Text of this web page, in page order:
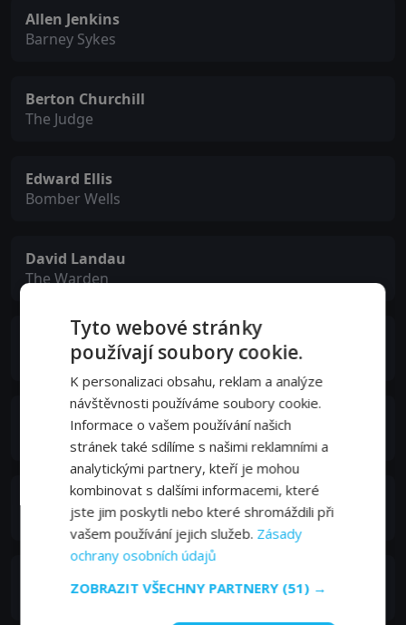
Allen Jenkins
Barney Sykes
Berton Churchill
The Judge
Edward Ellis
Bomber Wells
David Landau
The Warden
Hale Hamilton
Rev. Allen
Sally Blane
Louise Carter
Mother
Sebastian T. Yale - Strong Prisoner
Tyto webové stránky
používají soubory cookie.
K personalizaci obsahu, reklam a analýze
návštěvnosti používáme soubory cookie.
Informace o vašem používání našich
stránek také sdílíme s našimi reklamními a
analytickými partnery, kteří je mohou
kombinovat s dalšími informacemi, které
jste jim poskytli nebo které shromáždili při
vašem používání jejich služeb. Zásady
ochrany osobních údajů
ZOBRAZIT VŠECHNY PARTNERY (51) →